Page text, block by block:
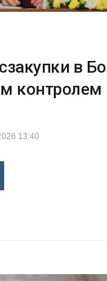
в
контролем
13:40